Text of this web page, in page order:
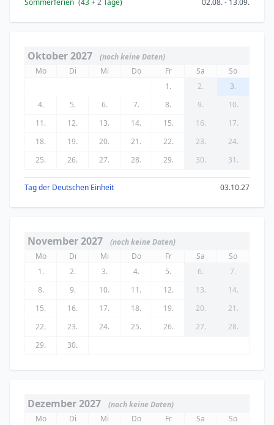
Sommerferien (43+ 2Tage) 02.08. - 13.09.
Oktober 2027
(noch keine Daten)
Mo
Di Mi Do Fr Sa
So
1.
2.
3.
4.
5. 6. 7. 8. 9.
10.
11.
12. 13. 14. 15. 16.
17.
18.
19. 20. 21. 22. 23.
24.
25.
26. 27. 28. 29. 30. 31.
Tag der Deutschen Einheit 03.10.27
November 2027
(noch keine Daten)
Mo
Di Mi Do Fr Sa
So
1.
2. 3. 4. 5. 6.
7.
8.
9. 10. 11. 12. 13.
14.
15.
16. 17. 18. 19. 20.
21.
22.
23. 24. 25. 26. 27.
28.
29.
30.
Dezember 2027
(noch keine Daten)
Mo
Di Mi Do Fr Sa
So